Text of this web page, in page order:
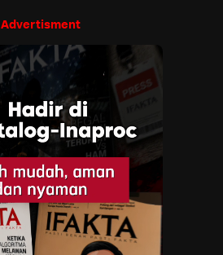
Advertisment